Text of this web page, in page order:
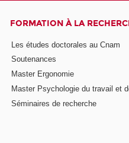
FORMATION À LA
Les études doctorales au Cnam
Soutenances
Master Ergonomie
Master Psychologie du travail et
Séminaires de recherche